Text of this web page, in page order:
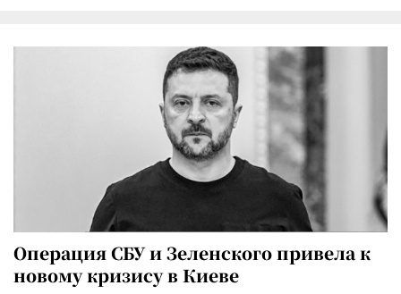
Операция СБУ и Зеленского привела к
новому кризису в Киеве